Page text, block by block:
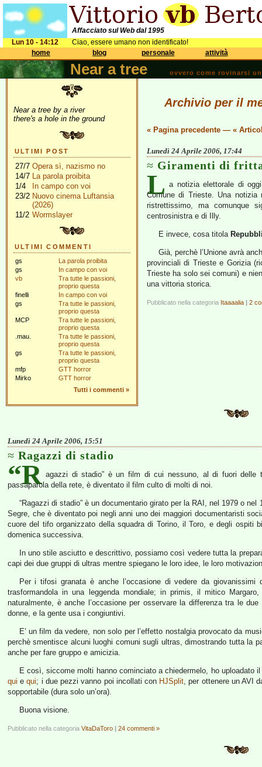
Affacciato sul Web dal 1995
Lun 10 - 14:12
Ciao, essere umano non identificato!
home
blog personale attività
Near a tree ovvero come rovinarsi
Near a tree by a river
there's a hole in the ground
ULTIMI POST
27/7 Opera sì, nazismo no
14/7 La parola proibita
1/4
In campo con voi
23/2 Nuovo cinema Luftansia
(2026)
11/2 Wormslayer
ULTIMI COMMENTI
gs
La parola proibita
gs
In campo con voi
vb
Tra tutte le passioni,
proprio questa
finelli
In campo con voi
gs
Tra tutte le passioni,
proprio questa
MCP
Tra tutte le passioni,
proprio questa
.mau.
Tra tutte le passioni,
proprio questa
gs
Tra tutte le passioni,
proprio questa
mfp
GTT horror
Mirko
GTT horror
Tutti i commenti »
Archivio per il
« Pagina precedente — «
Lunedì 24 Aprile 2006, 17:44
Giramenti di
L a notizia elettorale di
Comune di Trieste. Una
ristrettissimo, ma comunque
centrosinistra e di Illy.
E invece, cosa titola
Già, perchè l’Unione avrà
provinciali di Trieste e Gorizia
Trieste ha solo sei comuni) e
una vittoria storica.
Pubblicato nella categoria Itaaaalia | 2
Lunedì 24 Aprile 2006, 15:51
Ragazzi di stadio
“R agazzi di stadio” è un film di cui nessuno, al di fuori delle
passaparola della rete, è diventato il film culto di molti di noi.
“Ragazzi di stadio” è un documentario girato per la RAI, nel 1979 o
Segre, che è diventato poi negli anni uno dei maggiori documentaristi
cuore del tifo organizzato della squadra di Torino, il Toro, e degli ospiti
domenica successiva.
In uno stile asciutto e descrittivo, possiamo così vedere tutta la
capi dei due gruppi di ultras mentre spiegano le loro idee, le loro
Per i tifosi granata è anche l’occasione di vedere da
trasformandola in una leggenda mondiale; in primis, il mitico
naturalmente, è anche l’occasione per osservare la differenza tra le
donne, e la gente usa i congiuntivi.
E’ un film da vedere, non solo per l’effetto nostalgia provocato da
perchè smentisce alcuni luoghi comuni sugli ultras, dimostrando tutta la
anche per fare gruppo e amicizia.
E così, siccome molti hanno cominciato a chiedermelo, ho uploadato
qui equi; i due pezzi vanno poi incollati con HJSplit, per ottenere un AVI
sopportabile (dura solo un’ora).
Buona visione.
Pubblicato nella categoria VitaDaToro | 24 commenti »